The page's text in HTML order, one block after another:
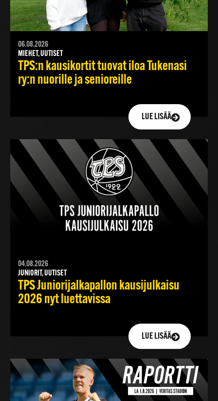
06.08.2026
MIEHET, UUTISET
TPS:n kausikortit tuovat iloa Tukenasi
ry:n nuorille ja senioreille
LUE LISÄÄ
04.08.2026
JUNIORIT, UUTISET
TPS Juniorijalkapallon kausijulkaisu
2026 nyt luettavissa
LUE LISÄÄ